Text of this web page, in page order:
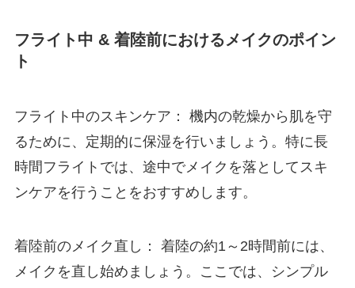
フライト中 & 着陸前におけるメイクのポイン
ト
フライト中のスキンケア： 機内の乾燥から肌を守
るために、定期的に保湿を行いましょう。特に長
時間フライトでは、途中でメイクを落としてスキ
ンケアを行うことをおすすめします。
着陸前のメイク直し： 着陸の約1～2時間前には、
メイクを直し始めましょう。ここでは、シンプル